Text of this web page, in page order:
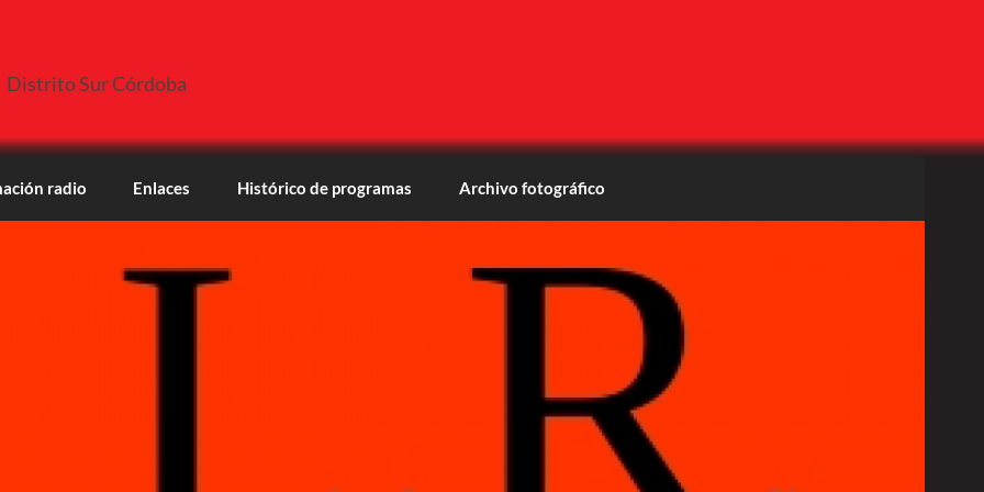
Distrito Sur Córdoba
radio Enlaces Histórico de programas Archivo fotográfico